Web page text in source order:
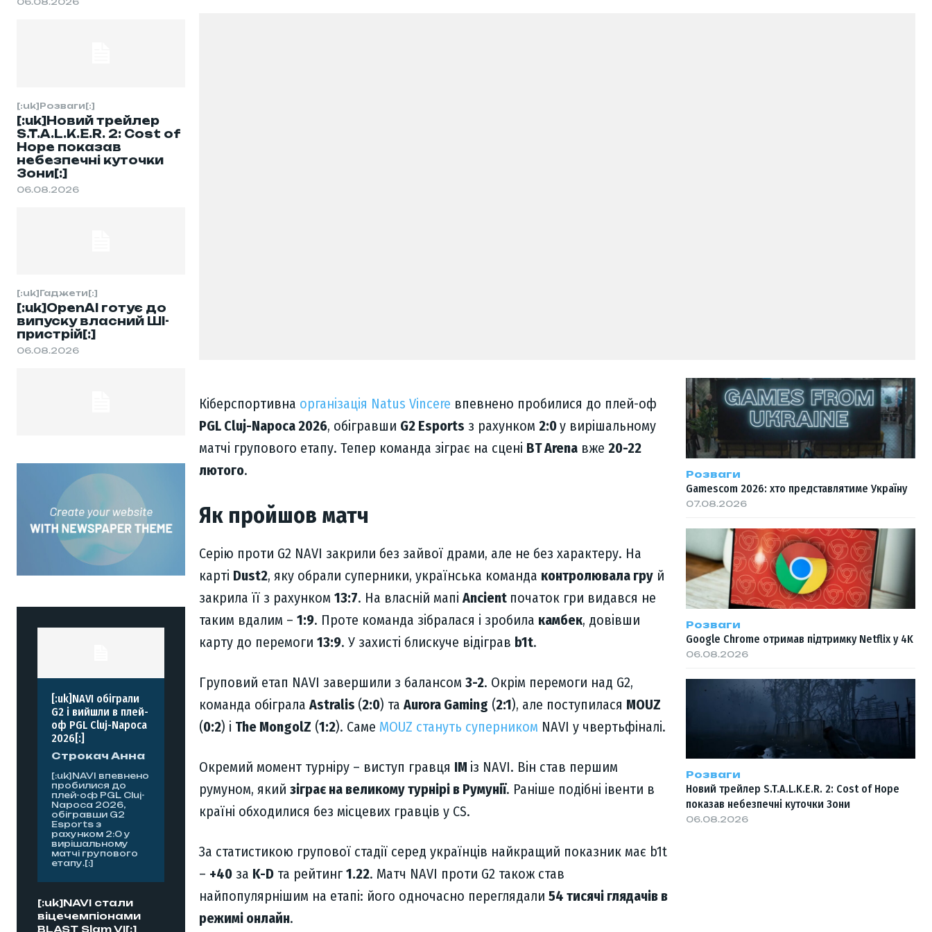
[:uk]Розваги[:]
[:uk]Новий трейлер
S.T.A.L.K.E.R. 2: Cost of
Hope показав
небезпечні куточки
Зони[:]
06.08.2026
[:uk]Гаджети[:]
[:uk]OpenAI готує до
випуску власний ШІ-
пристрій[:]
06.08.2026
[:uk]NAVI обіграли
G2 і вийшли в плей-
оф PGL Cluj-Napoca
2026[:]
Строкач Анна
[:uk]NAVI впевнено
пробилися до
плей-оф PGL Cluj-
Napoca 2026,
обігравши G2
Esports з
рахунком 2:0 у
вирішальному
матчі групового
етапу.[:]
[:uk]NAVI стали
віцечемпіонами
BLAST Slam VI[:]
Кіберспортивна організація Natus Vincere впевнено пробилися до плей-оф
PGL Cluj-Napoca 2026, обігравши G2 Esports з рахунком2:0у вирішальному
матчі групового етапу. Тепер команда зіграє на сцені BT Arena вже20-22
лютого.
Як пройшов матч
Серію проти G2 NAVI закрили без зайвої драми, але не без характеру. На
карті Dust2, яку обрали суперники, українська команда контролювала гру й
закрила її з рахунком13:7. На власній мапіAncient початок гри видався не
таким вдалим –1:9. Проте команда зібралася і зробила камбек, довівши
карту до перемоги13:9. У захисті блискуче відіграв b1t.
Груповий етап NAVI завершили з балансом3-2. Окрім перемоги над G2,
команда обігралаAstralis (2:0) таAurora Gaming (2:1), але поступилася MOUZ
(0:2) і The MongolZ (1:2). Саме MOUZ стануть суперником NAVI у чвертьфіналі.
Окремий момент турніру – виступ гравця IM із NAVI. Він став першим
румуном, якийзіграє на великому турнірі в Румунії. Раніше подібні івенти в
країні обходилися без місцевих гравців у CS.
За статистикою групової стадії серед українців найкращий показник має b1t
– +40 за K-D та рейтинг1.22. Матч NAVI проти G2 також став
найпопулярнішим на етапі: його одночасно переглядали54 тисячі глядачів в
режимі онлайн.
Розваги
Gamescom 2026: хто представлятиме Україну
07.08.2026
Розваги
Google Chrome отримав підтримку Netflix у 4K
06.08.2026
Розваги
Новий трейлер S.T.A.L.K.E.R. 2: Cost of Hope
показав небезпечні куточки Зони
06.08.2026